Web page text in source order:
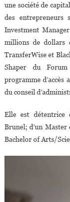
une société de
des entrepreneurs
Investment
millions de dollars
TransferWise et
Shaper du
programme
du conseil
Elle est détentrice
Brunel; d’un Master
Bachelor of Arts/